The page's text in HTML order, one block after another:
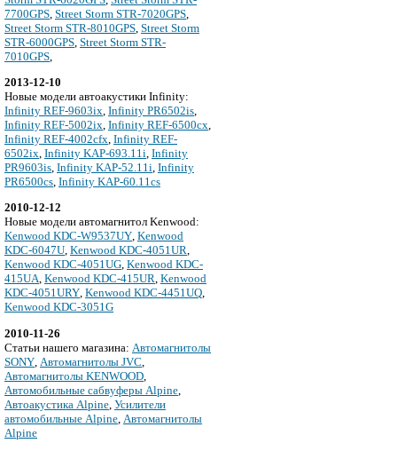
7700GPS Street Storm STR-7020GPS
Street Storm STR-8010GPS Street Storm
STR-6000GPS Street Storm STR-
7010GPS
2013-12-10
Новые модели автоакустики Infinity:
Infinity REF-9603ix, Infinity PR6502is,
Infinity REF-5002ix, Infinity REF-6500cx,
Infinity REF-4002cfx, Infinity REF-
6502ix, Infinity KAP-693.11i, Infinity
PR9603is, Infinity KAP-52.11i, Infinity
PR6500cs, Infinity KAP-60.11cs
2010-12-12
Новые модели автомагнитол Kenwood:
Kenwood KDC-W9537UY, Kenwood
KDC-6047U, Kenwood KDC-4051UR,
Kenwood KDC-4051UG, Kenwood KDC-
415UA, Kenwood KDC-415UR, Kenwood
KDC-4051URY, Kenwood KDC-4451UQ,
Kenwood KDC-3051G
2010-11-26
Cтатьи нашего магазина: Автомагнитолы
SONY Автомагнитолы JVC
Автомагнитолы KENWOOD
Автомобильные сабвуферы Alpine
Автоакустика Alpine Усилители
автомобильные Alpine Автомагнитолы
Alpine